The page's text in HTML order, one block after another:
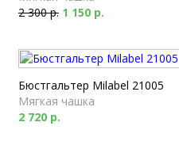
2 300 р. 1 150 р.
Бюстгальтер Milabel 21005
Мягкая чашка
2 720 р.